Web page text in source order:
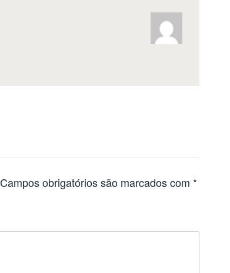
Campos obrigatórios são marcados com *